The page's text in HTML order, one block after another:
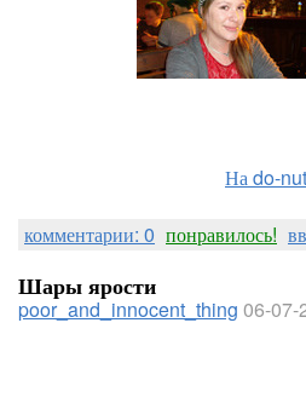
На do-
комментарии: 0 понравилось!
Шары ярости
poor_and_innocent_thing 06-07-